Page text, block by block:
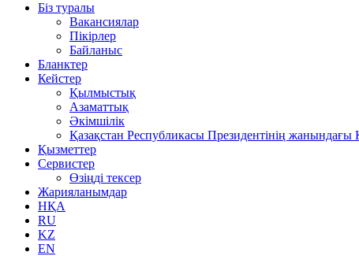
Біз туралы
Вакансиялар
Пікірлер
Байланыс
Бланктер
Кейстер
Қылмыстық
Азаматтық
Әкімшілік
Қазақстан Республикасы Президентінің
Қызметтер
Сервистер
Өзіңді тексер
Жарияланымдар
НҚА
RU
KZ
EN